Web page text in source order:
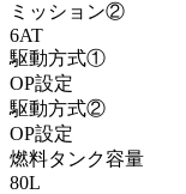
ミッション②
6AT
駆動方式①
OP設定
駆動方式②
OP設定
燃料タンク容量
80L